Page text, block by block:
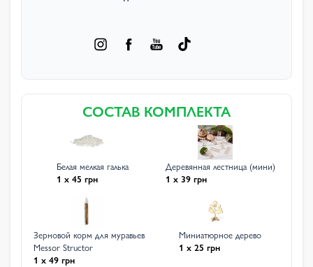
СОСТАВ КОМПЛЕКТА
Белая мелкая галька
1 x 45 грн
Деревянная лестница (мини)
1 x 39 грн
Зерновой корм для муравьев
Messor Structor
1 x 49 грн
Миниатюрное дерево
1 x 25 грн